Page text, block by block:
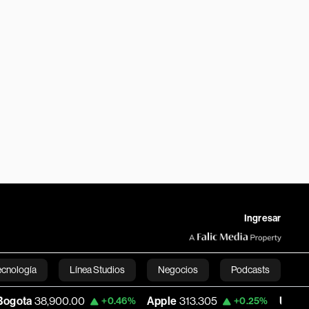
Ingresar
Línea Studios Negocios Podcasts
English
+0.46% Apple 313.305 +0.25% USD COP 3,159.60